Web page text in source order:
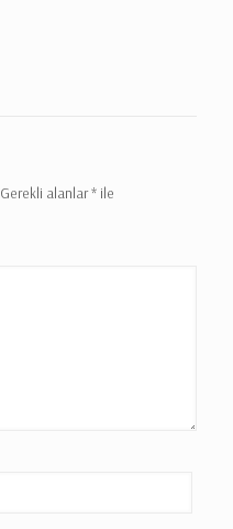
Gerekli alanlar* ile